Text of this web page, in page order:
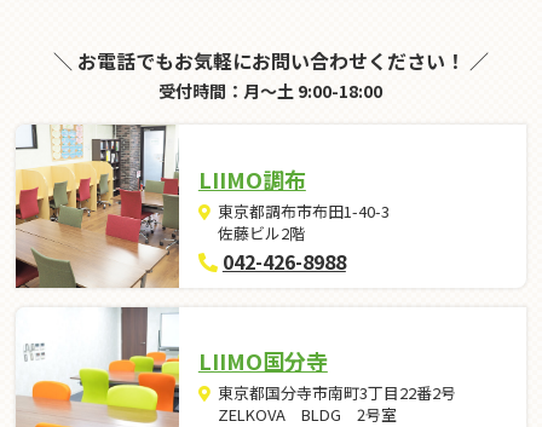
＼ お電話でもお気軽にお問い合わせください！ ／
受付時間：月～土 9:00-18:00
LIIMO調布
東京都調布市布田1-40-3
佐藤ビル2階
042-426-8988
LIIMO国分寺
東京都国分寺市南町3丁目22番2号
ZELKOVA BLDG 2号室